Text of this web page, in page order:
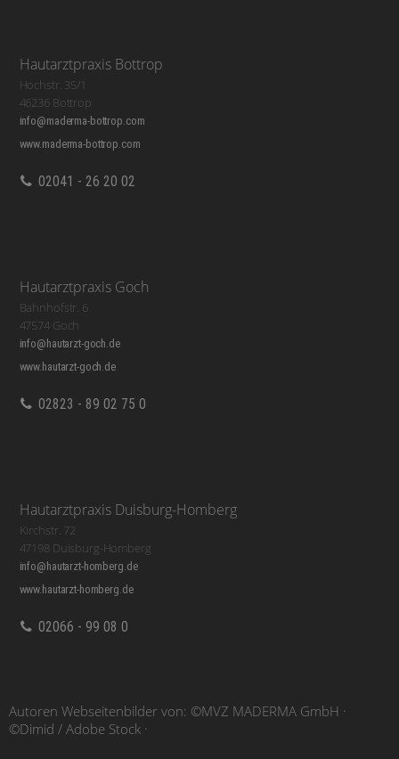
Hautarztpraxis Bottrop
Hochstr. 35/1
46236 Bottrop
info@maderma-bottrop.com
www.maderma-bottrop.com
02041 - 26 20 02
Hautarztpraxis Goch
Bahnhofstr. 6
47574 Goch
info@hautarzt-goch.de
www.hautarzt-goch.de
02823 - 89 02 75 0
Hautarztpraxis Duisburg-Homberg
Kirchstr. 72
47198 Duisburg-Homberg
info@hautarzt-homberg.de
www.hautarzt-homberg.de
02066 - 99 08 0
Autoren Webseitenbilder von: ©MVZ MADERMA GmbH ·
©Dimid / Adobe Stock ·